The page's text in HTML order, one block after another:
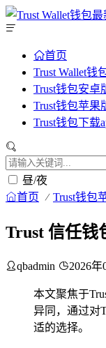
首页
Trust Wallet钱
Trust钱包安卓
Trust钱包苹果
Trust钱包下载
昼/夜
首页 Trust钱包
Trust 信任钱
qbadmin 2026年
本文聚焦于
异同，通过对
适的选择。